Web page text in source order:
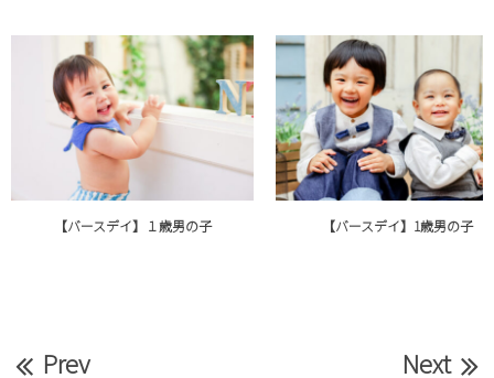
【バースデイ】１歳男の子 【バースデイ】1歳男の子
Prev Next